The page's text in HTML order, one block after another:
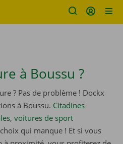
à Boussu ?
? Pas de problème ! Dockx
à Boussu. Citadines
, voitures de sport
qui manque ! Et si vous